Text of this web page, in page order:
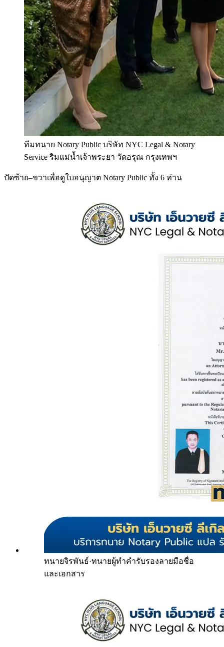
ทีมทนาย Notary Public บริษัท NYC Legal & Notary
Service ริมแม่น้ำเจ้าพระยา วัดอรุณ กรุงเทพฯ
ปัดซ้าย–ขวาเพื่อดูใบอนุญาต Notary Public ทั้ง 6 ท่าน
ทนายจิรพันธ์·ทนายผู้ทำคำรับรองลายมือชื่อ
และเอกสาร